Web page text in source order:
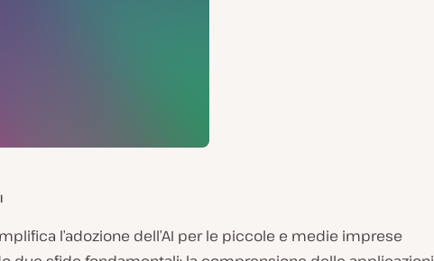
l’adozione dell’AI per le piccole e medie imprese